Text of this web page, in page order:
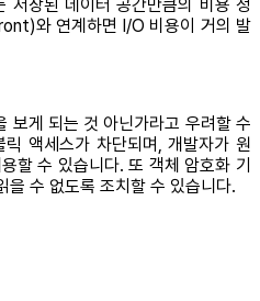
저장된 데이터 공간만큼의 비용 청
와 연계하면 I/O 비용이 거의 발
보게 되는 것 아닌가라고 우려할 수
액세스가 차단되며, 개발자가 원
할 수 있습니다. 또 객체 암호화 기
을 수 없도록 조치할 수 있습니다.